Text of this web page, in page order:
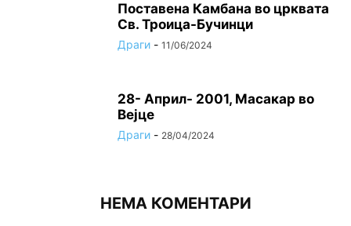
Поставена Камбана во црквата
Св. Троица-Бучинци
Драги - 11/06/2024
28- Април- 2001, Масакар во
Вејце
Драги - 28/04/2024
НЕМА КОМЕНТАРИ